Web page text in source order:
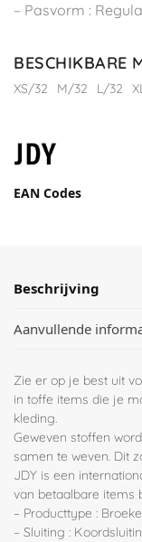
– Pasvorm :
BESCHIKBARE
XS/32 M/32 L/32
EAN Codes
Beschrijving
Aanvullende
Zie er op je best uit
in toffe items die je
kleding.
Geweven stoffen
samen te weven. Dit
JDY is een
van betaalbare items
– Producttype :
– Sluiting :